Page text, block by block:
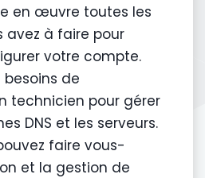
en œuvre toutes les
avez à faire pour
votre compte.
besoins de
technicien pour gérer
DNS et les serveurs.
faire vous-
et la gestion de